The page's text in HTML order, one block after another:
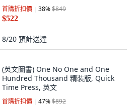
首購折扣價 38%$849
$522
8/20 預計送達
(英文圖書) One No One and One
Hundred Thousand 精裝版, Quick
Time Press, 英文
首購折扣價 47%$892